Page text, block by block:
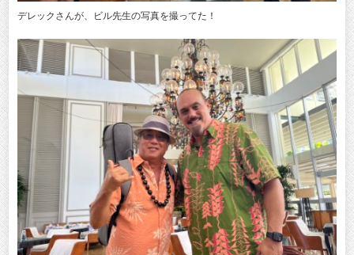
デレックさんが、ビル先生の写真を撮ってた！